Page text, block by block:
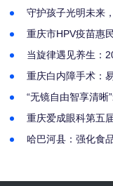
守护孩子光明未来
重庆市HPV疫苗惠
当旋律遇见养生：
重庆白内障手术：
“无镜自由智享清晰
重庆爱成眼科第五
哈巴河县：强化食